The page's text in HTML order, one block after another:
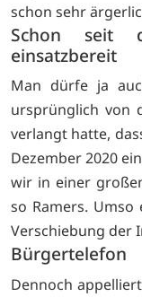
schon sehr
Schon seit
einsatzbereit
Man dürfe ja
ursprünglich von
verlangt hatte,
Dezember 2020
wir in einer
so Ramers.
Verschiebung der
Bürgertelefon
Dennoch